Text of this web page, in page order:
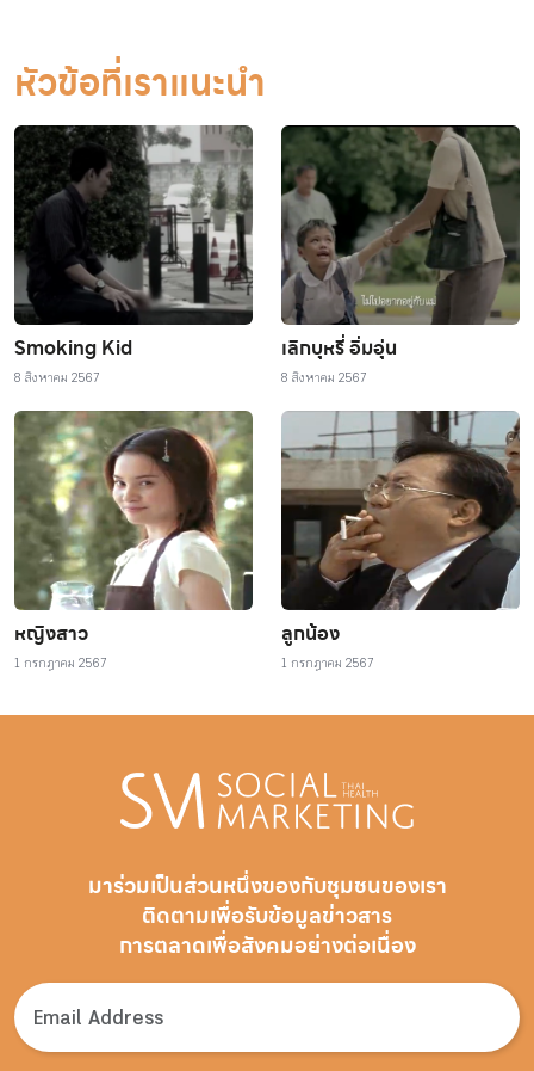
หัวข้อที่เราแนะนำ
Smoking Kid
8 สิงหาคม 2567
เลิกบุหรี่ อิ่มอุ่น
8 สิงหาคม 2567
หญิงสาว
1 กรกฎาคม 2567
ลูกน้อง
1 กรกฎาคม 2567
มาร่วมเป็นส่วนหนึ่งของกับชุมชนของเรา
ติดตามเพื่อรับข้อมูลข่าวสาร
การตลาดเพื่อสังคมอย่างต่อเนื่อง